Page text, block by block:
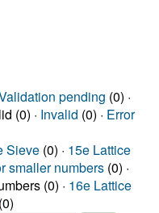
pending (0) ·
(0) · Invalid (0) · Error
Sieve (0) · 15e Lattice
smaller numbers (0) ·
(0) · 16e Lattice
(0)